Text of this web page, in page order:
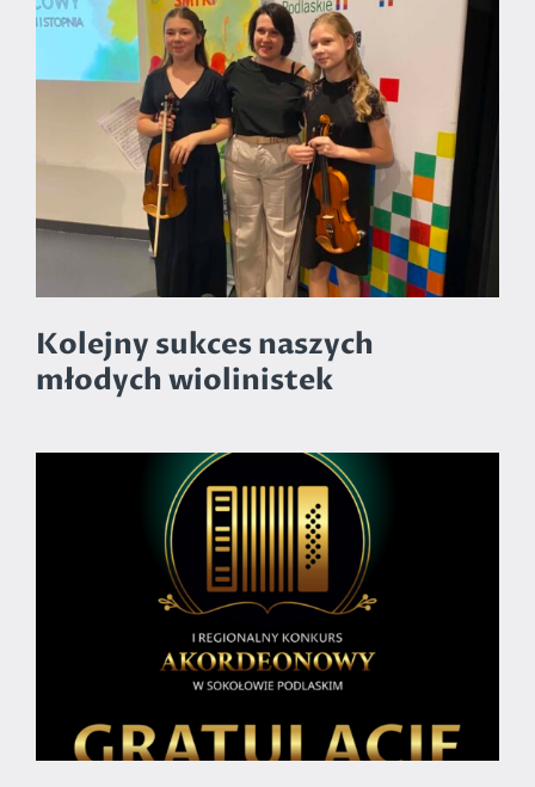
Kolejny sukces naszych
młodych wiolinistek